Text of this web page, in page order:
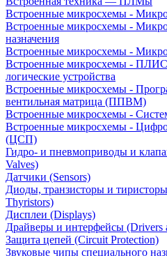
Встроенные микросхемы -
Встроенные микросхемы -
назначения
Встроенные микросхемы -
Встроенные микросхемы -
логические устройства
Встроенные микросхемы -
вентильная матрица (ППВМ)
Встроенные микросхемы -
Встроенные микросхемы -
(ЦСП)
Гидро- и пневмоприводы и
Valves)
Датчики (Sensors)
Диоды, транзисторы и
Thyristors)
Дисплеи (Displays)
Драйверы и интерфейсы (Drivers
Защита цепей (Circuit Protection)
Звуковые чипы специального